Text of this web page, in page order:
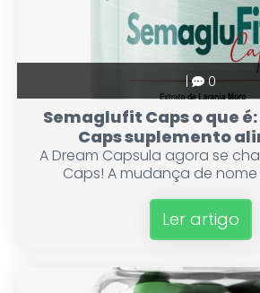
| 0
Semaglufit Caps o que
Caps suplemento
A Dream Capsula agora se
Caps! A mudança de nome
Ler artigo